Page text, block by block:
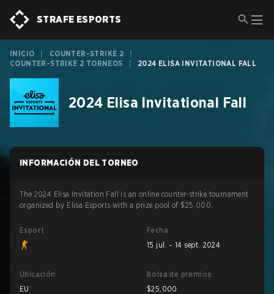
STRAFE ESPORTS
INICIO COUNTER-STRIKE 2
COUNTER-STRIKE 2 TORNEOS
2024 ELISA INVITATIONAL FALL
2024 Elisa Invitational Fall
INFORMACIÓN DEL TORNEO
The 2024 Elisa Invitation Fall is an online counter-strike tournament
organized by Elisa Esports with a prize pool of $25,000.
Esport
Fecha
15 jul. – 14 sept. 2024
Ubicación
EU
Bolsa de premios
$25,000